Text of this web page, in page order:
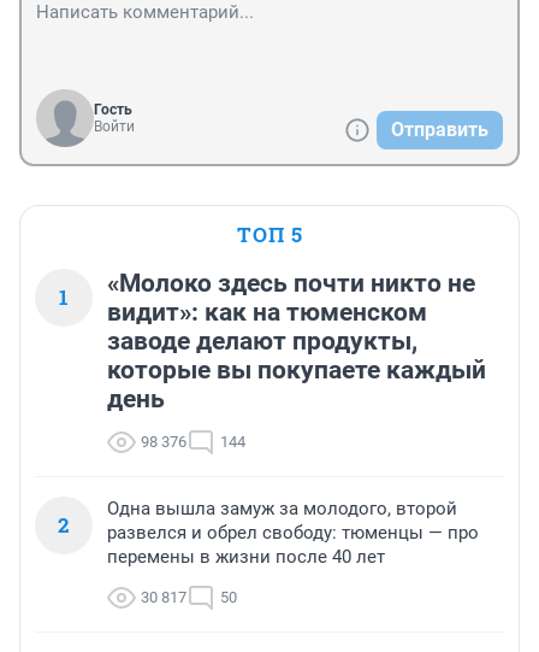
Гость
Войти
Отправить
ТОП 5
1
«Молоко здесь почти никто не
видит»: как на тюменском
заводе делают продукты,
которые вы покупаете каждый
день
98 376 144
2
Одна вышла замуж за молодого, второй
развелся и обрел свободу: тюменцы — про
перемены в жизни после 40 лет
30 817 50